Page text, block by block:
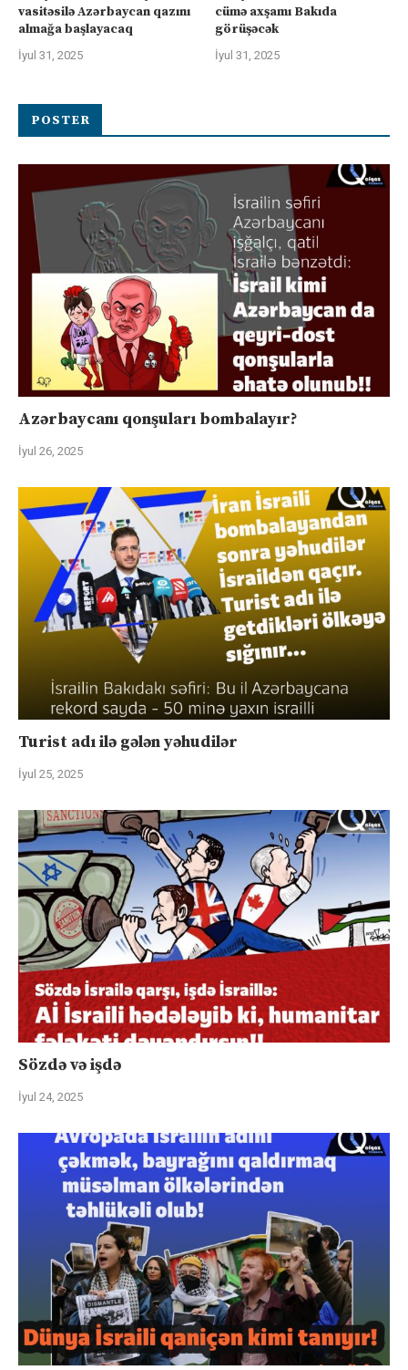
vasitəsilə Azərbaycan qazını
almağa başlayacaq
İyul 31, 2025
cümə axşamı Bakıda
görüşəcək
İyul 31, 2025
POSTER
Azərbaycanı qonşuları bombalayır?
İyul 26, 2025
Turist adı ilə gələn yəhudilər
İyul 25, 2025
Sözdə və işdə
İyul 24, 2025